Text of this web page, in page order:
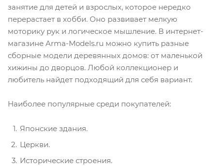
занятие для детей и взрослых, которое нередко
перерастает в хобби. Оно развивает мелкую
моторику рук и логическое мышление. В интернет-
магазине Arma-Models.ru можно купить разные
сборные модели деревянных домов: от маленькой
хижины до дворцов. Любой коллекционер и
любитель найдет подходящий для себя вариант.
Наиболее популярные среди покупателей:
Японские здания.
Церкви.
Исторические строения.